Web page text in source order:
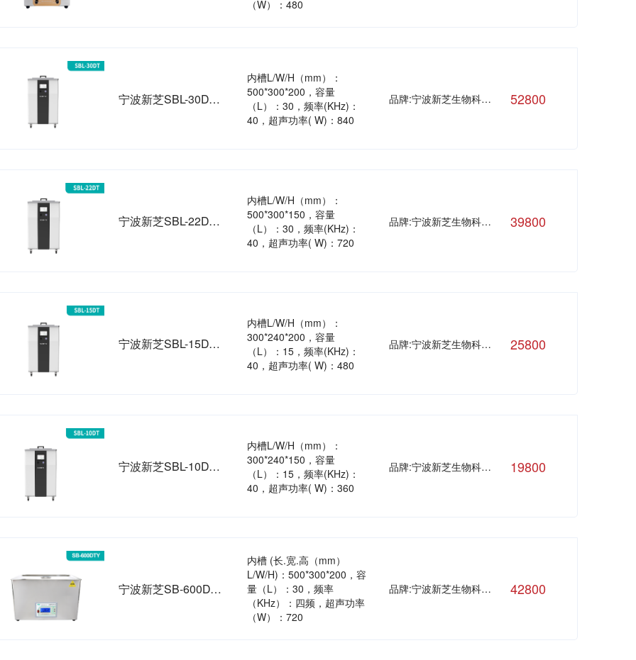
（W）：480
宁波新芝SBL-30DT恒温超声波清洗机（手动）
内槽L/W/H（mm）：
500*300*200，容量
（L）：30，频率(KHz)：
40，超声功率( W)：840
品牌:宁波新芝生物科技股份有限公司 52800
宁波新芝SBL-22DT恒温超声波清洗机
内槽L/W/H（mm）：
500*300*150，容量
（L）：30，频率(KHz)：
40，超声功率( W)：720
品牌:宁波新芝生物科技股份有限公司 39800
宁波新芝SBL-15DT恒温超声波清洗机
内槽L/W/H（mm）：
300*240*200，容量
（L）：15，频率(KHz)：
40，超声功率( W)：480
品牌:宁波新芝生物科技股份有限公司 25800
宁波新芝SBL-10DT恒温超声波清洗机
内槽L/W/H（mm）：
300*240*150，容量
（L）：15，频率(KHz)：
40，超声功率( W)：360
品牌:宁波新芝生物科技股份有限公司 19800
宁波新芝SB-600DTY超声波扫频清洗机
内槽 (长.宽.高（mm）
L/W/H)：500*300*200，容
量（L）：30，频率
（KHz）：四频，超声功率
（W）：720
品牌:宁波新芝生物科技股份有限公司 42800